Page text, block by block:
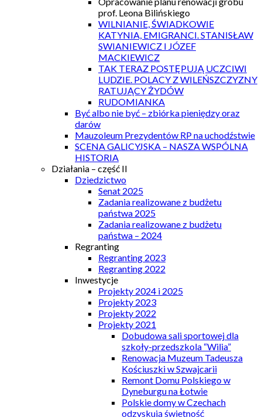
prof. Leona Bilińskiego
WILNIANIE, ŚWIADKOWIE
KATYNIA, EMIGRANCI. STANISŁAW
SWIANIEWICZ I JÓZEF
MACKIEWICZ
TAK TERAZ POSTĘPUJĄ UCZCIWI
LUDZIE. POLACY Z WILEŃSZCZYZNY
RATUJĄCY ŻYDÓW
RUDOMIANKA
Być albo nie być – zbiórka pieniędzy oraz
darów
Mauzoleum Prezydentów RP na uchodźstwie
SCENA GALICYJSKA – NASZA WSPÓLNA
HISTORIA
Działania – część II
Dziedzictwo
Senat 2025
Zadania realizowane z budżetu
państwa 2025
Zadania realizowane z budżetu
państwa – 2024
Regranting
Regranting 2023
Regranting 2022
Inwestycje
Projekty 2024 i 2025
Projekty 2023
Projekty 2022
Projekty 2021
Dobudowa sali sportowej dla
szkoły-przedszkola “Wilia”
Renowacja Muzeum Tadeusza
Kościuszki w Szwajcarii
Remont Domu Polskiego w
Dyneburgu na Łotwie
Polskie domy w Czechach
odzyskują świetność